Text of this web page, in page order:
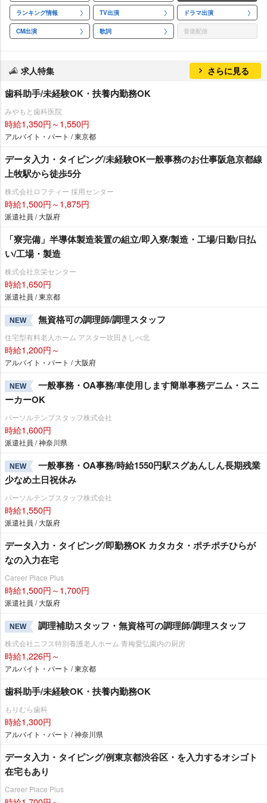
ランキング情報 TV出演 ドラマ出演
CM出演 歌詞 音楽配信
求人特集 さらに見る
歯科助手/未経験OK・扶養内勤務OK
みやもと歯科医院
時給1,350円～1,550円
アルバイト・パート / 東京都
データ入力・タイピング/未経験OK一般事務のお仕事阪急京都線
上牧駅から徒歩5分
株式会社ロフティー 採用センター
時給1,500円～1,875円
派遣社員 / 大阪府
「寮完備」半導体製造装置の組立/即入寮/製造・工場/日勤/日払
い/工場・製造
株式会社京栄センター
時給1,650円
派遣社員 / 東京都
NEW 無資格可の調理師/調理スタッフ
住宅型有料老人ホーム アスター吹田きしべ北
時給1,200円～
アルバイト・パート / 大阪府
NEW
一般事務・OA事務/車使用します簡単事務デニム・スニ
ーカーOK
パーソルテンプスタッフ株式会社
時給1,600円
派遣社員 / 神奈川県
NEW
一般事務・OA事務/時給1550円駅スグあんしん長期残業
少なめ土日祝休み
パーソルテンプスタッフ株式会社
時給1,550円
派遣社員 / 大阪府
データ入力・タイピング/即勤務OK カタカタ・ポチポチひらが
なの入力在宅
Career Place Plus
時給1,500円～1,700円
派遣社員 / 大阪府
NEW 調理補助スタッフ・無資格可の調理師/調理スタッフ
株式会社ニフス特別養護老人ホーム 青梅愛弘園内の厨房
時給1,226円～
アルバイト・パート / 東京都
歯科助手/未経験OK・扶養内勤務OK
もりむら歯科
時給1,300円
アルバイト・パート / 神奈川県
データ入力・タイピング/例東京都渋谷区・を入力するオシゴト
在宅もあり
Career Place Plus